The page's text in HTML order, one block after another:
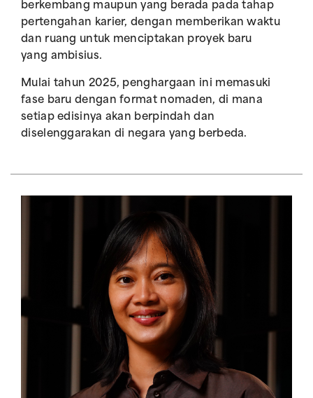
berkembang maupun yang berada pada tahap
pertengahan karier, dengan memberikan waktu
dan ruang untuk menciptakan proyek baru
yang ambisius.
Mulai tahun 2025, penghargaan ini memasuki
fase baru dengan format nomaden, di mana
setiap edisinya akan berpindah dan
diselenggarakan di negara yang berbeda.